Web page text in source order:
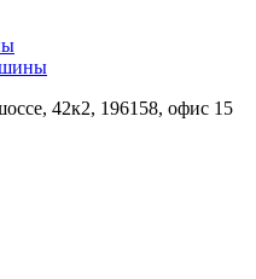
42к2, 196158, офис 15